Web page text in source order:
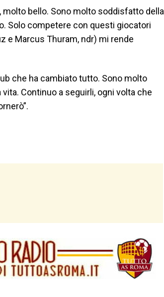
molto bello. Sono molto soddisfatto della
Solo competere con questi giocatori
e Marcus Thuram, ndr) mi rende
che ha cambiato tutto. Sono molto
Continuo a seguirli, ogni volta che